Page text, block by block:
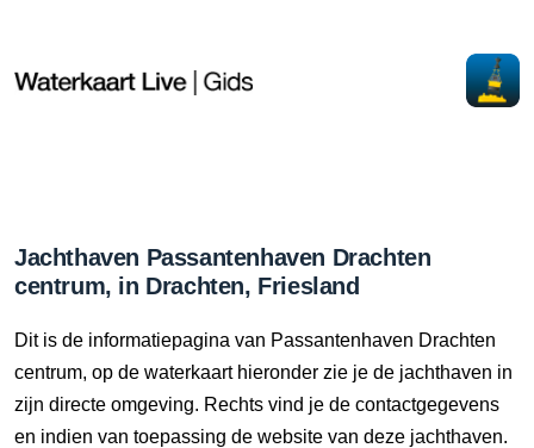
Jachthaven Passantenhaven Drachten
centrum, in Drachten, Friesland
Dit is de informatiepagina van Passantenhaven Drachten
centrum, op de waterkaart hieronder zie je de jachthaven in
zijn directe omgeving. Rechts vind je de contactgegevens
en indien van toepassing de website van deze jachthaven.